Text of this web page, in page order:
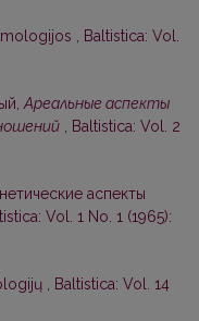
, Baltistica: Vol.
Ареальные аспекты
, Baltistica: Vol. 2
аспекты
Vol. 1 No. 1 (1965):
, Baltistica: Vol. 14